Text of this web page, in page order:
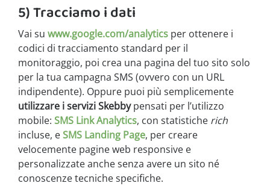
5) Tracciamo i dati
Vai su www.google.com/analytics per ottenere i
codici di tracciamento standard per il
monitoraggio, poi crea una pagina del tuo sito solo
per la tua campagna SMS (ovvero con un URL
indipendente). Oppure puoi più semplicemente
utilizzare i servizi Skebbypensati per l’utilizzo
mobile: SMS Link Analytics, con statistiche rich
incluse, eSMS Landing Page, per creare
velocemente pagine web responsive e
personalizzate anche senza avere un sito né
conoscenze tecniche specifiche.